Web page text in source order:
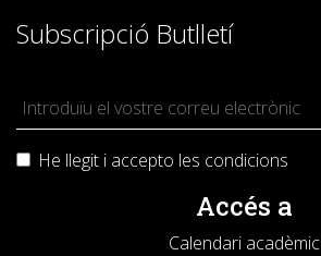
Subscripció Butlletí
He llegit i accepto les condicions
Accés a
Calendari acadèmic